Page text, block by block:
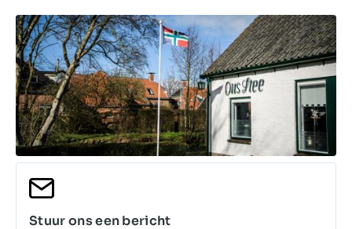
Stuur ons een bericht